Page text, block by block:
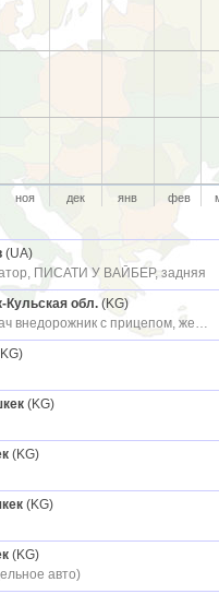
ноя дек янв фев
(UA)
ПИСАТИ У ВАЙБЕР, задняя
Кульская обл. (KG)
любой, Требуется тягач внедорожник с прицепом, желательно тентованный, доставка груза с п. Кордай (РК) до Рудника Кумтор Голд Комани, груз - известь в Биг-Бэгах по 1200 кг., без догруза (отдельное авто), боковая, еженедельно, место погрузки, место выгрузки, біг-бег: 1200, сцепка, штора, груз готов, срочно, транспорт с gps
(KG)
(KG)
(KG)
(KG)
авто)